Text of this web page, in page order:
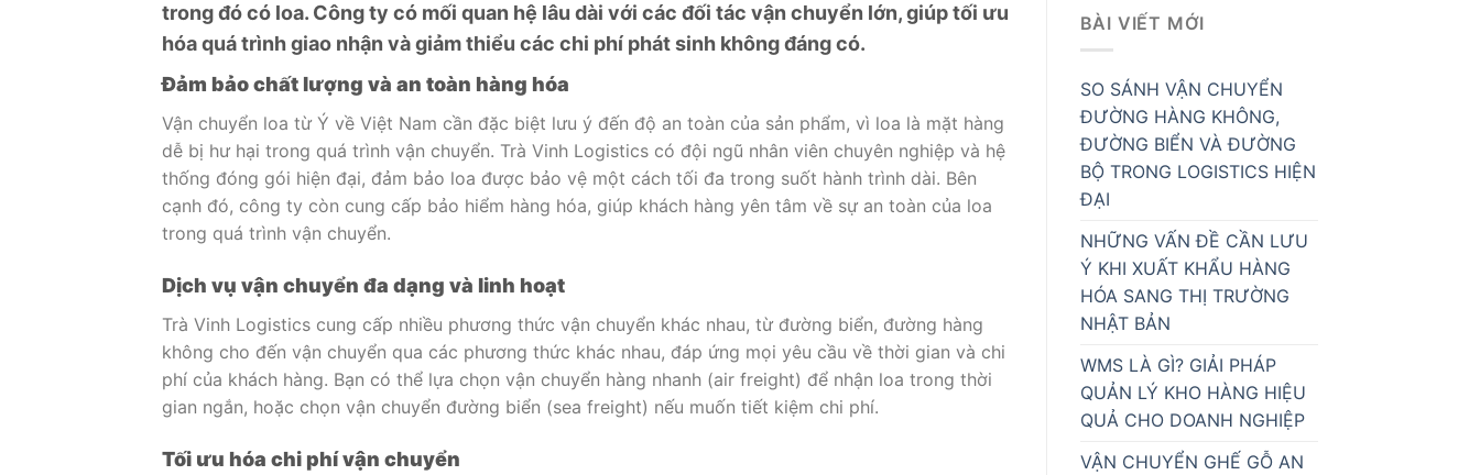
trong đó có loa. Công ty có mối quan hệ lâu dài với các đối tác vận chuyển lớn, giúp tối ưu
hóa quá trình giao nhận và giảm thiểu các chi phí phát sinh không đáng có.
Đảm bảo chất lượng và an toàn hàng hóa
Vận chuyển loa từ Ý về Việt Nam cần đặc biệt lưu ý đến độ an toàn của sản phẩm, vì loa là mặt hàng
dễ bị hư hại trong quá trình vận chuyển. Trà Vinh Logistics có đội ngũ nhân viên chuyên nghiệp và hệ
thống đóng gói hiện đại, đảm bảo loa được bảo vệ một cách tối đa trong suốt hành trình dài. Bên
cạnh đó, công ty còn cung cấp bảo hiểm hàng hóa, giúp khách hàng yên tâm về sự an toàn của loa
trong quá trình vận chuyển.
Dịch vụ vận chuyển đa dạng và linh hoạt
Trà Vinh Logistics cung cấp nhiều phương thức vận chuyển khác nhau, từ đường biển, đường hàng
không cho đến vận chuyển qua các phương thức khác nhau, đáp ứng mọi yêu cầu về thời gian và chi
phí của khách hàng. Bạn có thể lựa chọn vận chuyển hàng nhanh (air freight) để nhận loa trong thời
gian ngắn, hoặc chọn vận chuyển đường biển (sea freight) nếu muốn tiết kiệm chi phí.
Tối ưu hóa chi phí vận chuyển
BÀI VIẾT MỚI
SO SÁNH VẬN CHUYỂN
ĐƯỜNG HÀNG KHÔNG,
ĐƯỜNG BIỂN VÀ ĐƯỜNG
BỘ TRONG LOGISTICS HIỆN
ĐẠI
NHỮNG VẤN ĐỀ CẦN LƯU
Ý KHI XUẤT KHẨU HÀNG
HÓA SANG THỊ TRƯỜNG
NHẬT BẢN
WMS LÀ GÌ? GIẢI PHÁP
QUẢN LÝ KHO HÀNG HIỆU
QUẢ CHO DOANH NGHIỆP
VẬN CHUYỂN GHẾ GỖ AN